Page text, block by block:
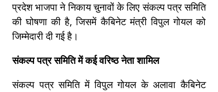
प्रदेश भाजपा ने निकाय चुनावों के लिए संकल्प पत्र समिति
की घोषणा की है, जिसमें कैबिनेट मंत्री विपुल गोयल को
जिम्मेदारी दी गई है।
संकल्प पत्र समिति में कई वरिष्ठ नेता शामिल
संकल्प पत्र समिति में विपुल गोयल के अलावा कैबिनेट